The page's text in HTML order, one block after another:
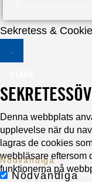
Sekretess &
Denna webbplats
upplevelse när du
lagras de cookies
webbläsare eftersom
funktionerna på
Nödvändiga
Nödvändiga